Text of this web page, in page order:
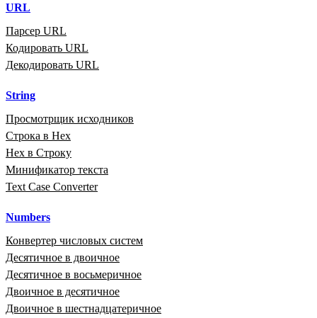
URL
Парсер URL
Кодировать URL
Декодировать URL
String
Просмотрщик исходников
Строка в Hex
Hex в Строку
Минификатор текста
Text Case Converter
Numbers
Конвертер числовых систем
Десятичное в двоичное
Десятичное в восьмеричное
Двоичное в десятичное
Двоичное в шестнадцатеричное